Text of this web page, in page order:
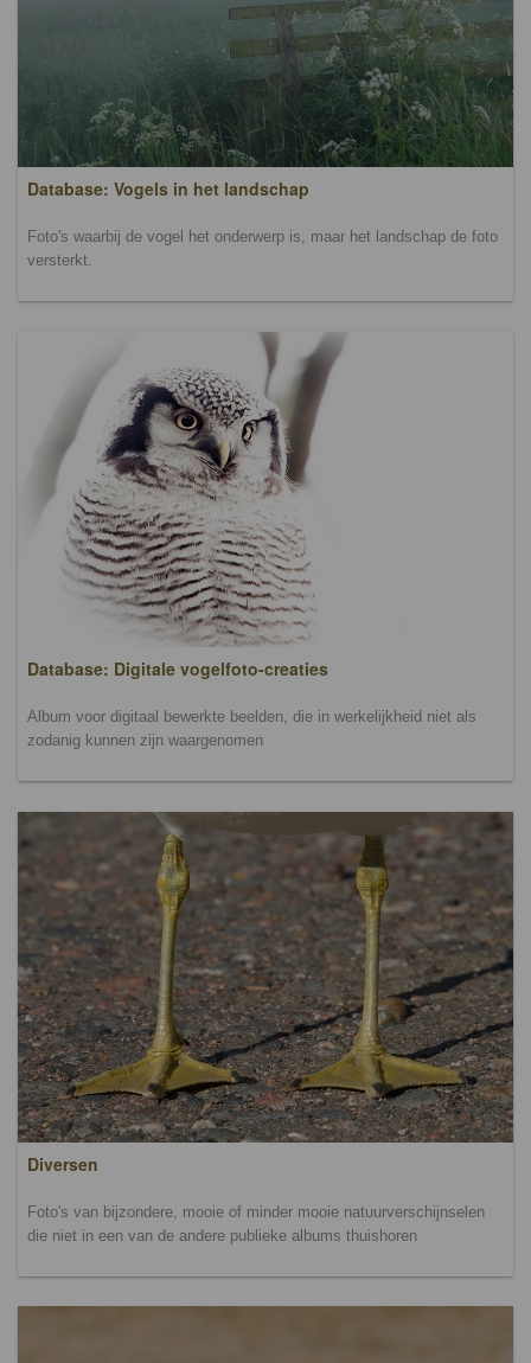
Database: Vogels in het landschap
Foto's waarbij de vogel het onderwerp is, maar het landschap de foto
versterkt.
Database: Digitale vogelfoto-creaties
Album voor digitaal bewerkte beelden, die in werkelijkheid niet als
zodanig kunnen zijn waargenomen
Diversen
Foto's van bijzondere, mooie of minder mooie natuurverschijnselen
die niet in een van de andere publieke albums thuishoren